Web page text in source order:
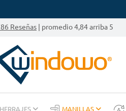
Reseñas | promedio 4,84 arriba 5
HERRAJES MANILLAS